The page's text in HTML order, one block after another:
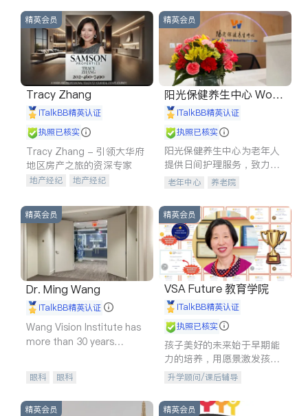
精英会员
Tracy Zhang
iTalkBB精英认证
执照已核实
Tracy Zhang - 引领大华府
地区房产之旅的资深专家
地产经纪
地产经纪
商铺租售
开发商建商
精英会员
阳光保健养生中心 World
shine
iTalkBB精英认证
执照已核实
阳光保健养生中心为老年人
提供日间护理服务，致力于
通过持续的护理创新来有效
老年中心 养老院
精英会员
Dr. Ming Wang
iTalkBB精英认证
Wang Vision Institute has
more than 30 years
眼科 眼科
精英会员
VSA Future 教育学院
iTalkBB精英认证
执照已核实
孩子美好的未来始于早期能
力的培养，用愿景激发孩子
的学习潜力和动力。理念：
拥有成长型心态是成功的基
石。
升学顾问/课后辅导
精英会员 精英会员